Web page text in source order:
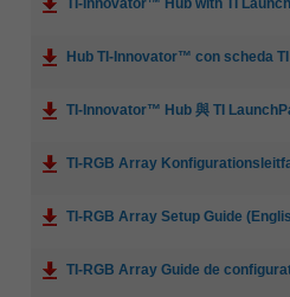
TI-Innovator™ Hub with TI
Hub TI-Innovator™ con scheda
TI-Innovator™ Hub 與 TI
TI-RGB Array
TI-RGB Array Setup Guide
TI-RGB Array Guide de